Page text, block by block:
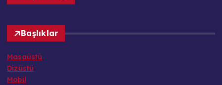
Başlıklar
Masaüstü
Dizüstü
Mobil